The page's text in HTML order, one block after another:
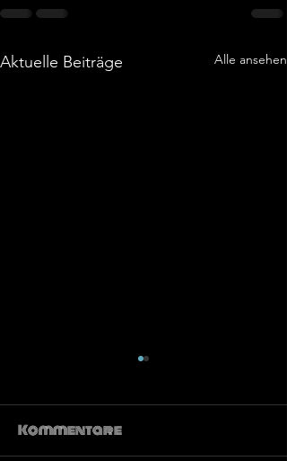
Aktuelle Beiträge Alle ansehen
Kommentare